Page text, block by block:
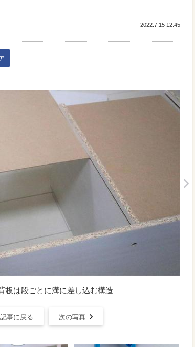
2022.7.15 12:45
板は段ごとに溝に差し込む構造
記事に戻る 次の写真